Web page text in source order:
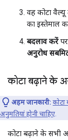
वह कोटा
का इस्तेमाल
बदलाव करें
अनुरोध
कोटा बढ़ाने के
अहम जानकारी:
अनुमतियां होनी चाहिए
कोटा बढ़ाने के सभी